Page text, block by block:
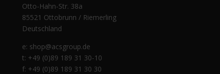
Otto-Hahn-Str. 38a
85521 Ottobrunn / Riemerling
Deutschland
e: shop@acsgroup.de
t: +49 (0)89 189 31 30-10
f: +49 (0)89 189 31 30 30